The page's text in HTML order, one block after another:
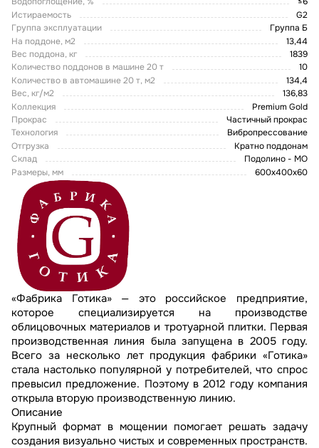
Истираемость
G2
Группа эксплуатации
Группа Б
На поддоне, м2
13,44
Вес поддона, кг
1839
Количество поддонов в машине 20 т
10
Количество в автомашине 20 т, м2
134,4
Вес, кг/м2
136,83
Коллекция
Premium Gold
Прокрас
Частичный прокрас
Технология
Вибропрессование
Отгрузка
Кратно поддонам
Склад
Подолино - МО
Размеры, мм
600x400x60
«Фабрика Готика» — это российское предприятие,
которое специализируется на производстве
облицовочных материалов и тротуарной плитки. Первая
производственная линия была запущена в 2005 году.
Всего за несколько лет продукция фабрики «Готика»
стала настолько популярной у потребителей, что спрос
превысил предложение. Поэтому в 2012 году компания
открыла вторую производственную линию.
Описание
Крупный формат в мощении помогает решать задачу
создания визуально чистых и современных пространств.